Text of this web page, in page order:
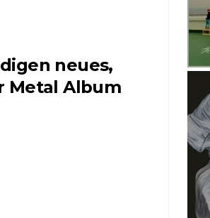
neues,
Metal Album